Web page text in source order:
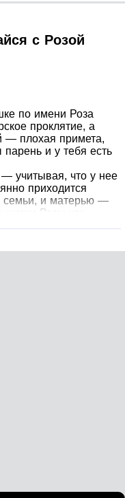
с Розой
по имени Роза
проклятие, а
— плохая примета,
и у тебя есть
— учитывая, что у нее
приходится
семьи, и матерью —
жизни Розы как